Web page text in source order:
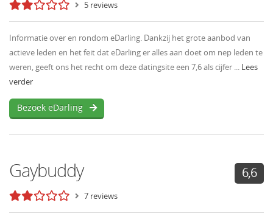
5 reviews
Informatie over en rondom eDarling. Dankzij het grote aanbod van
actieve leden en het feit dat eDarling er alles aan doet om nep leden te
weren, geeft ons het recht om deze datingsite een 7,6 als cijfer ... Lees
verder
Bezoek eDarling
Gaybuddy 6,6
7 reviews